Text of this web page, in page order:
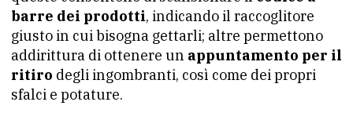
barre dei prodotti, indicando il raccoglitore
giusto in cui bisogna gettarli; altre permettono
addirittura di ottenere un appuntamento per il
ritiro degli ingombranti, così come dei propri
sfalci e potature.